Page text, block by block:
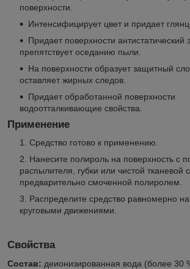
поверхности.
Интенсифицирует цвет и придает
Придает поверхности антистатический
препятствует оседанию пыли.
На поверхности образует защитный
оставляет жирных следов.
Придает обработанной поверхности
водоотталкивающие свойства.
Применение
Средство готово к применению.
Нанесите полироль на поверхность с
распылителя, губки или чистой тканевой
предварительно смоченной полиролем.
Распределите средство равномерно
круговыми движениями.
Свойства
Состав: деионизированная вода (более 30